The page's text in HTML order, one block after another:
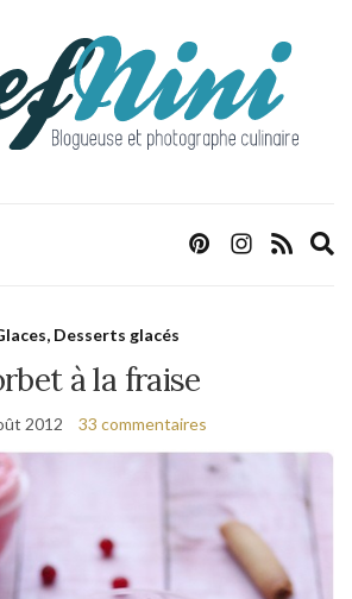
Desserts glacés
à la fraise
2012 33 commentaires